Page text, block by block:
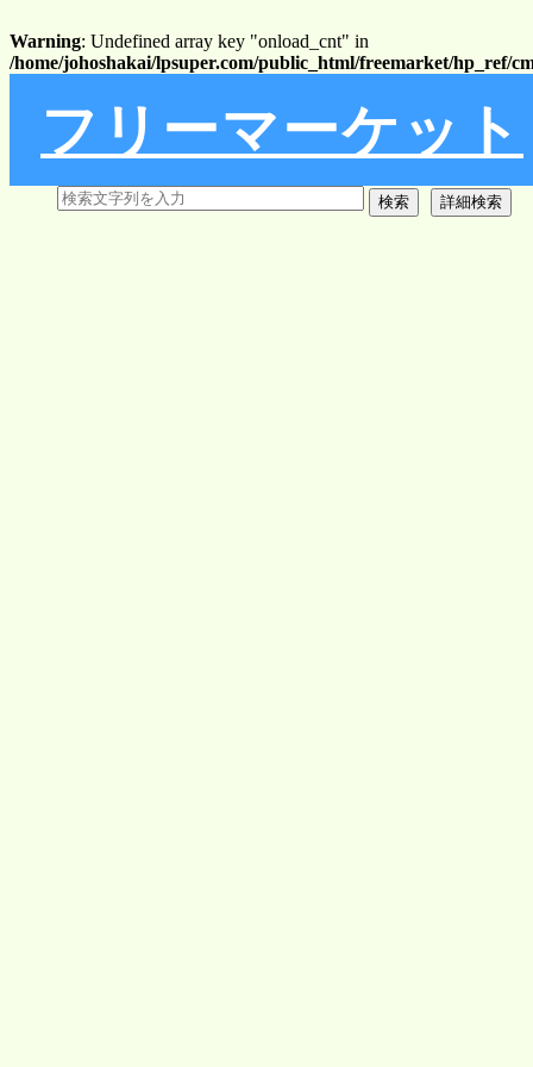
Warning: Undefined array key "onload_cnt" in
/home/johoshakai/lpsuper.com/public_html/freemarket/hp_ref/
フリーマーケット